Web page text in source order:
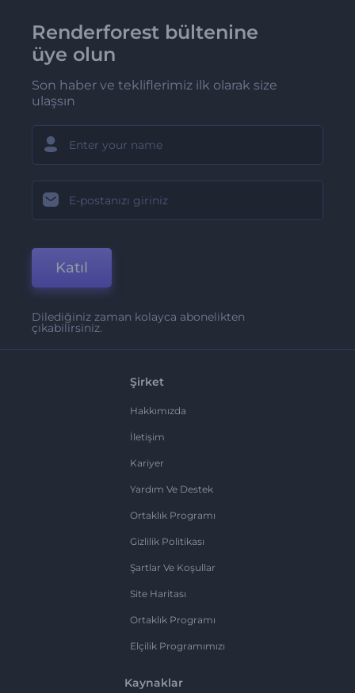
Renderforest bültenine
üye olun
Son haber ve tekliflerimiz ilk olarak size
ulaşsın
Katıl
Dilediğiniz zaman kolayca abonelikten
çıkabilirsiniz.
Şirket
Hakkımızda
İletişim
Kariyer
Yardım Ve Destek
Ortaklık Programı
Gizlilik Politikası
Şartlar Ve Koşullar
Site Haritası
Ortaklık Programı
Elçilik Programımızı
Kaynaklar